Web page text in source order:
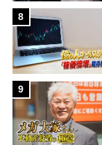
8
9